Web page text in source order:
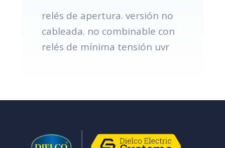
relés de apertura. versión no
cableada. no combinable con
relés de mínima tensión uvr